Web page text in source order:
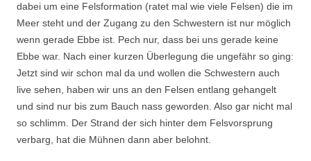
dabei um eine Felsformation (ratet mal wie viele Felsen) die im
Meer steht und der Zugang zu den Schwestern ist nur möglich
wenn gerade Ebbe ist. Pech nur, dass bei uns gerade keine
Ebbe war. Nach einer kurzen Überlegung die ungefähr so ging:
Jetzt sind wir schon mal da und wollen die Schwestern auch
live sehen, haben wir uns an den Felsen entlang gehangelt
und sind nur bis zum Bauch nass geworden. Also gar nicht mal
so schlimm. Der Strand der sich hinter dem Felsvorsprung
verbarg, hat die Mühnen dann aber belohnt.